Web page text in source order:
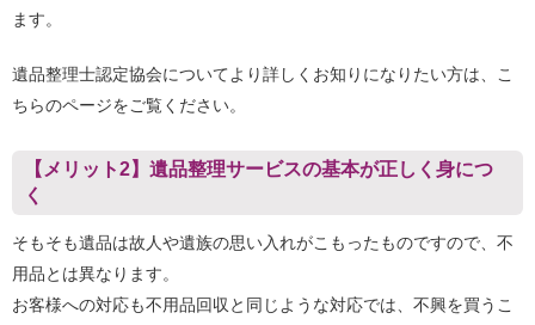
ます。
遺品整理士認定協会についてより詳しくお知りになりたい方は、こ
ちらのページをご覧ください。
【メリット2】遺品整理サービスの基本が正しく身につ
く
そもそも遺品は故人や遺族の思い入れがこもったものですので、不
用品とは異なります。
お客様への対応も不用品回収と同じような対応では、不興を買うこ